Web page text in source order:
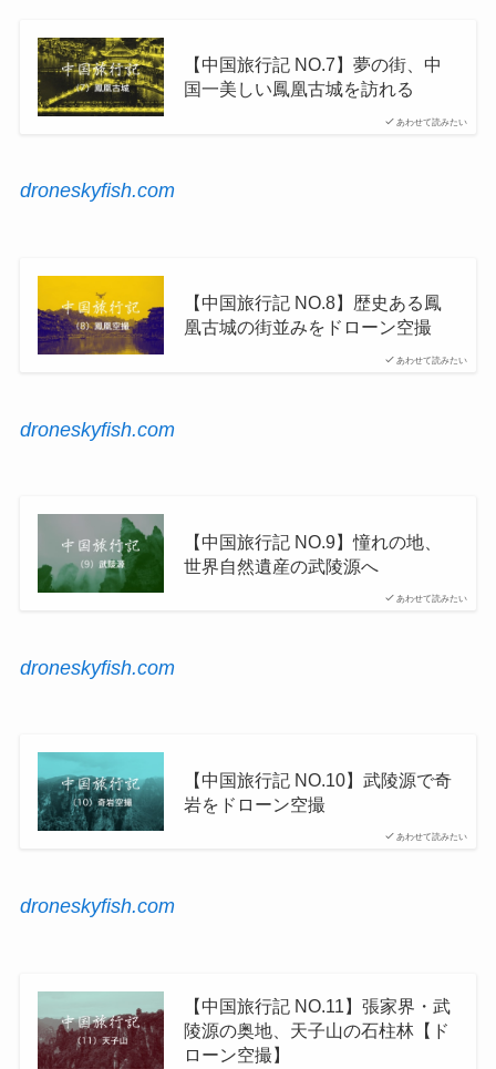
あわせて読みたい
【中国旅行記 NO.7】夢の街、中
国一美しい鳳凰古城を訪れる
droneskyfish.com
あわせて読みたい
【中国旅行記 NO.8】歴史ある鳳
凰古城の街並みをドローン空撮
droneskyfish.com
あわせて読みたい
【中国旅行記 NO.9】憧れの地、
世界自然遺産の武陵源へ
droneskyfish.com
あわせて読みたい
【中国旅行記 NO.10】武陵源で奇
岩をドローン空撮
droneskyfish.com
【中国旅行記 NO.11】張家界・武
陵源の奥地、天子山の石柱林【ド
ローン空撮】